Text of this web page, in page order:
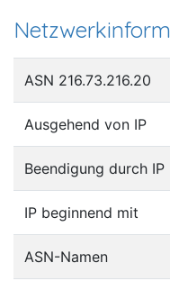
ASN 216.73.216.20
Ausgehend von IP
Beendigung durch IP
IP beginnend mit
ASN-Namen